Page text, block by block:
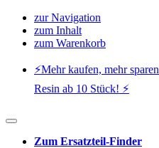
zur Navigation
zum Inhalt
zum Warenkorb
⚡️Mehr kaufen, mehr
Resin ab 10 Stück! ⚡️
Zum Ersatzteil-Finder